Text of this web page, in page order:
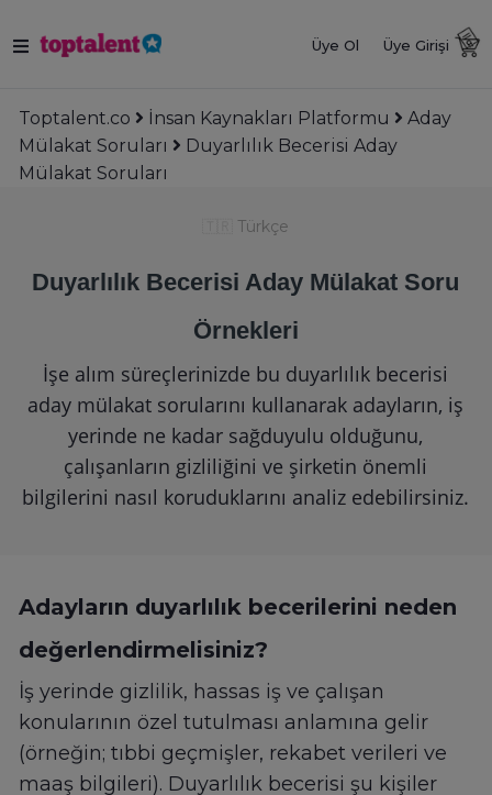
Üye Ol Üye Girişi
Toptalent.co İnsan Kaynakları Platformu
Aday
Mülakat Soruları
Duyarlılık Becerisi Aday
Mülakat Soruları
Türkçe
Duyarlılık Becerisi Aday Mülakat Soru
Örnekleri
İşe alım süreçlerinizde bu duyarlılık becerisi
aday mülakat sorularını kullanarak adayların, iş
yerinde ne kadar sağduyulu olduğunu,
çalışanların gizliliğini ve şirketin önemli
bilgilerini nasıl koruduklarını analiz edebilirsiniz.
Adayların duyarlılık becerilerini neden
değerlendirmelisiniz?
İş yerinde gizlilik, hassas iş ve çalışan
konularının özel tutulması anlamına gelir
(örneğin; tıbbi geçmişler, rekabet verileri ve
maaş bilgileri). Duyarlılık becerisi şu kişiler